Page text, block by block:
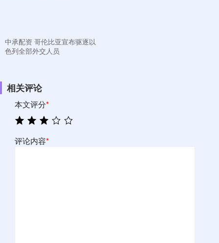
中承配资 哥伦比亚宣布驱逐以
色列全部外交人员
相关评论
本文评分*
评论内容*